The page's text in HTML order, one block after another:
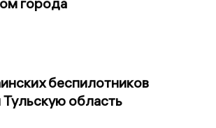
беспилотников
Тульскую область